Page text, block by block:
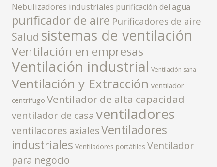
Nebulizadores industriales purificación del agua
purificador de aire Purificadores de aire
Salud sistemas de ventilación
Ventilación en empresas
Ventilación industrial Ventilación sana
Ventilación y Extracción Ventilador
centrífugo Ventilador de alta capacidad
ventilador de casaventiladores
ventiladores axialesVentiladores
industriales Ventiladores portátiles Ventilador
para negocio